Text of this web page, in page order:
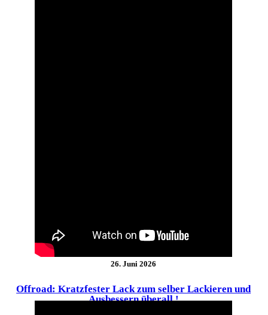
26. Juni 2026
Offroad: Kratzfester Lack zum selber Lackieren und
Ausbessern überall !